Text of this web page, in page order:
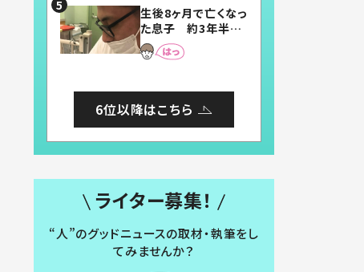
まらない」「幸せにな
れる」
生後8ヶ月で亡くなっ
た息子 約3年半
後、当時の妻の日記
に書いてあった本音
6位以降はこちら
ライター募集！
“人”のグッドニュースの取材・執筆をし
てみませんか？